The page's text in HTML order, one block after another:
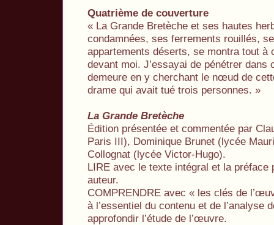
Quatrième de couverture
« La Grande Bretèche et ses hautes
condamnées, ses ferrements rouillés,
appartements déserts, se montra tout à
devant moi. J’essayai de pénétrer dans
demeure en y cherchant le nœud de
drame qui avait tué trois personnes. »
La Grande Bretèche
Édition présentée et commentée par
Paris III), Dominique Brunet (lycée
Collognat (lycée Victor-Hugo).
LIRE avec le texte intégral et la préface
auteur.
COMPRENDRE avec « les clés de
à l’essentiel du contenu et de l’analyse
approfondir l’étude de l’œuvre.